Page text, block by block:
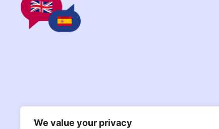
We value your privacy